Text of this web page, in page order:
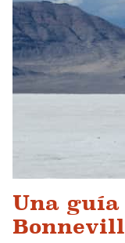
Una